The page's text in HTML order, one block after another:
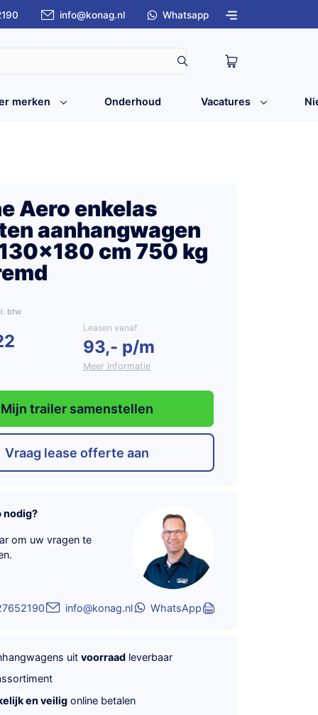
info@konag.nl Whatsapp
merken Onderhoud Vacatures
Aero enkelas
aanhangwagen
cm 750 kg
Leasen vanaf
93,- p/m
Meer informatie
Mijn trailer samenstellen
Vraag lease offerte aan
nodig?
om uw vragen te
info@konag.nl WhatsApp
uit voorraad leverbaar
en veilig online betalen